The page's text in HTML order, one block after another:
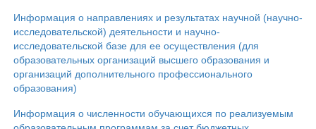
Информация о направлениях и результатах научной (научно-
исследовательской) деятельности и научно-
исследовательской базе для ее осуществления (для
образовательных организаций высшего образования и
организаций дополнительного профессионального
образования)
Информация о численности обучающихся по реализуемым